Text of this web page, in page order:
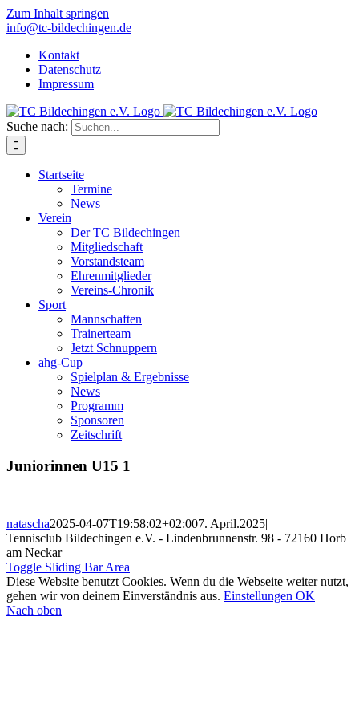
Zum Inhalt springen
info@tc-bildechingen.de
Kontakt
Datenschutz
Impressum
Suche nach:
Startseite
Termine
News
Verein
Der TC Bildechingen
Mitgliedschaft
Vorstandsteam
Ehrenmitglieder
Vereins-Chronik
Sport
Mannschaften
Trainerteam
Jetzt Schnuppern
ahg-Cup
Spielplan & Ergebnisse
News
Programm
Sponsoren
Zeitschrift
Juniorinnen U15 1
natascha2025-04-07T19:58:02+02:007. April.2025|
Tennisclub Bildechingen e.V. - Lindenbrunnenstr. 98 - 72160 Horb
am Neckar
Toggle Sliding Bar Area
Diese Website benutzt Cookies. Wenn du die Webseite weiter nutzt,
gehen wir von deinem Einverständnis aus. Einstellungen OK
Nach oben